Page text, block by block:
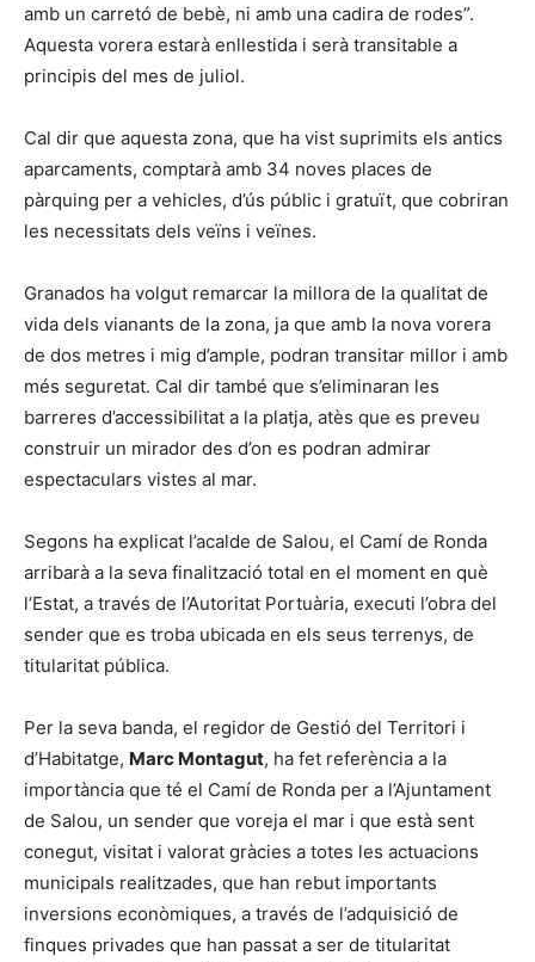
amb un carretó de bebè, ni amb una cadira de rodes”.
Aquesta vorera estarà enllestida i serà transitable a
principis del mes de juliol.
Cal dir que aquesta zona, que ha vist suprimits els antics
aparcaments, comptarà amb 34 noves places de
pàrquing per a vehicles, d’ús públic i gratuït, que cobriran
les necessitats dels veïns i veïnes.
Granados ha volgut remarcar la millora de la qualitat de
vida dels vianants de la zona, ja que amb la nova vorera
de dos metres i mig d’ample, podran transitar millor i amb
més seguretat. Cal dir també que s’eliminaran les
barreres d’accessibilitat a la platja, atès que es preveu
construir un mirador des d’on es podran admirar
espectaculars vistes al mar.
Segons ha explicat l’acalde de Salou, el Camí de Ronda
arribarà a la seva finalització total en el moment en què
l’Estat, a través de l’Autoritat Portuària, executi l’obra del
sender que es troba ubicada en els seus terrenys, de
titularitat pública.
Per la seva banda, el regidor de Gestió del Territori i
d’Habitatge, Marc Montagut, ha fet referència a la
importància que té el Camí de Ronda per a l’Ajuntament
de Salou, un sender que voreja el mar i que està sent
conegut, visitat i valorat gràcies a totes les actuacions
municipals realitzades, que han rebut importants
inversions econòmiques, a través de l’adquisició de
finques privades que han passat a ser de titularitat